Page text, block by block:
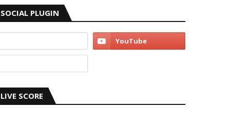
SOCIAL PLUGIN
LIVE SCORE